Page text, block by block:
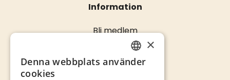
Information
Bli medlem
Öppettider
Kontakta oss
SWEDISH
×
Denna webbplats använder
cookies